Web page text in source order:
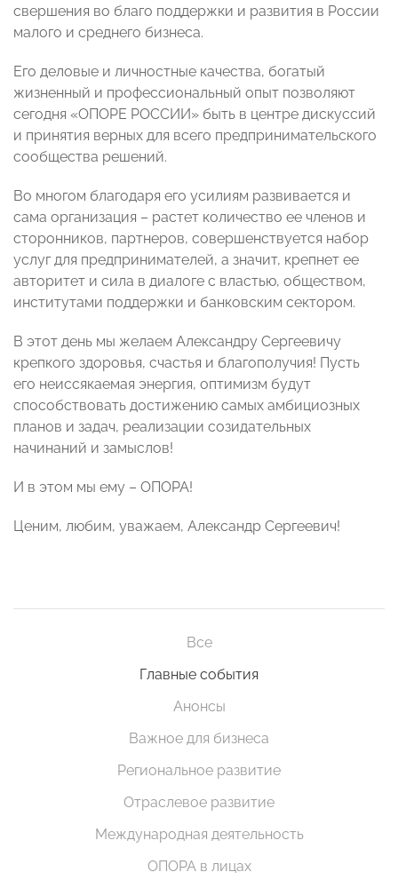
свершения во благо поддержки и развития в России
малого и среднего бизнеса.
Его деловые и личностные качества, богатый
жизненный и профессиональный опыт позволяют
сегодня «ОПОРЕ РОССИИ» быть в центре дискуссий
и принятия верных для всего предпринимательского
сообщества решений.
Во многом благодаря его усилиям развивается и
сама организация – растет количество ее членов и
сторонников, партнеров, совершенствуется набор
услуг для предпринимателей, а значит, крепнет ее
авторитет и сила в диалоге с властью, обществом,
институтами поддержки и банковским сектором.
В этот день мы желаем Александру Сергеевичу
крепкого здоровья, счастья и благополучия! Пусть
его неиссякаемая энергия, оптимизм будут
способствовать достижению самых амбициозных
планов и задач, реализации созидательных
начинаний и замыслов!
И в этом мы ему – ОПОРА!
Ценим, любим, уважаем, Александр Сергеевич!
Все
Главные события
Анонсы
Важное для бизнеса
Региональное развитие
Отраслевое развитие
Международная деятельность
ОПОРА в лицах